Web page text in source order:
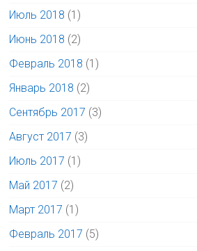
Июль 2018 (1)
Июнь 2018 (2)
Февраль 2018 (1)
Январь 2018 (2)
Сентябрь 2017 (3)
Август 2017 (3)
Июль 2017 (1)
Май 2017 (2)
Март 2017 (1)
Февраль 2017 (5)